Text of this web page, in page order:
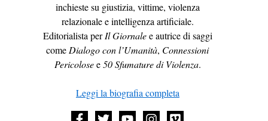
inchieste su giustizia, vittime, violenza
relazionale e intelligenza artificiale.
Editorialista perIl Giornalee autrice di saggi
comeDialogo con l’Umanità, Connessioni
Pericolosee50 Sfumature di Violenza.
Leggi la biografia completa